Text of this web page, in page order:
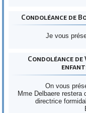
Condoléance de
Je vous
Condoléance
On vous
Mme Delbaere restera
directrice